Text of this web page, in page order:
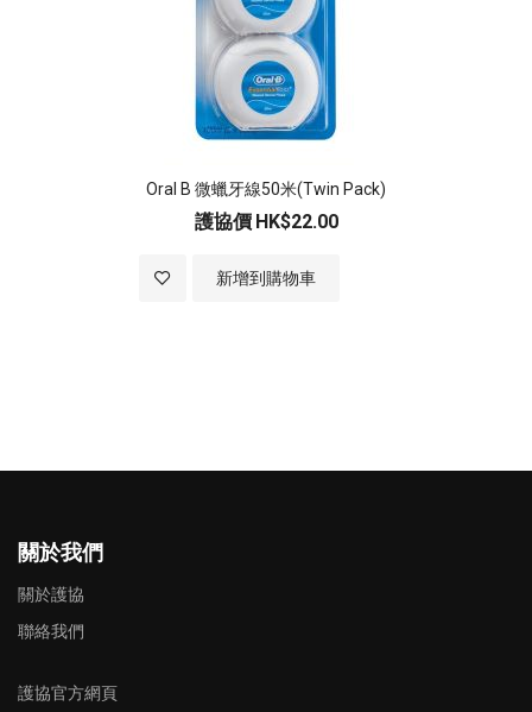
Oral B 微蠟牙線50米(Twin Pack)
護協價 HK$22.00
新增到購物車
加入至願望清單
關於我們
關於護協
聯絡我們
護協官方網頁